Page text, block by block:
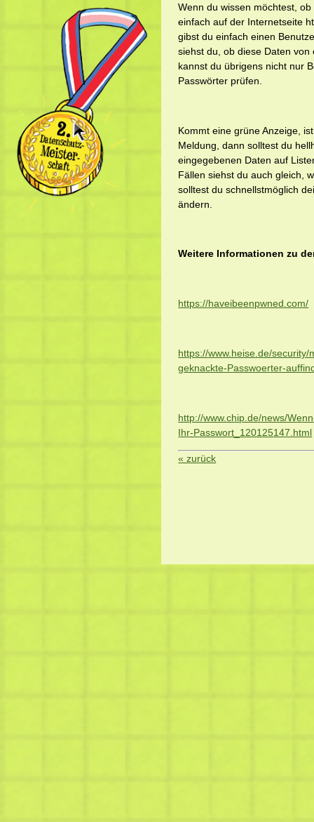
Wenn du wissen möchtest,
einfach auf der Internetseite
gibst du einfach einen
siehst du, ob diese Daten
kannst du übrigens nicht nur
Passwörter prüfen.
Kommt eine grüne Anzeige,
Meldung, dann solltest du
eingegebenen Daten auf
Fällen siehst du auch gleich,
solltest du schnellstmöglich
ändern.
Weitere Informationen zu
https://haveibeenpwned.com/
https://www.heise.de/
geknackte-Passwoerter-
http://www.chip.de/news/
Ihr-Passwort_120125147.html
« zurück